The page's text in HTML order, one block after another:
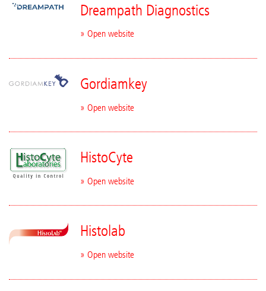
Dreampath Diagnostics
» Open website
Gordiamkey
» Open website
HistoCyte
» Open website
Histolab
» Open website